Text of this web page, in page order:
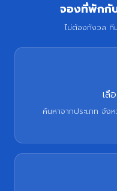
จองที่พักกั
ไม่ต้องกังวล
เลื
ค้นหาจากประเภท จั